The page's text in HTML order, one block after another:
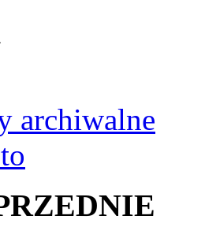
archiwalne